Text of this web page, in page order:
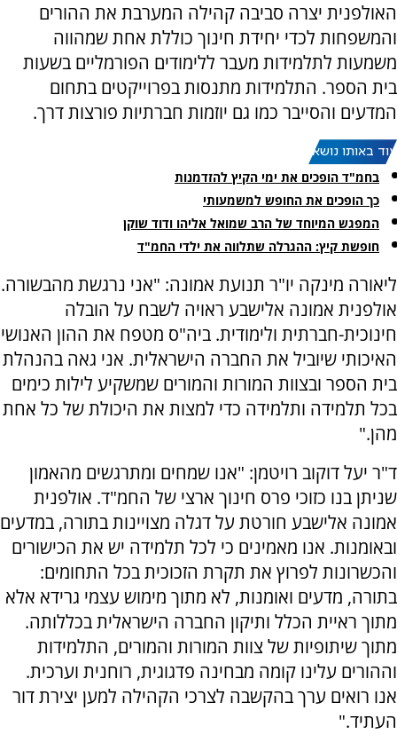
האולפנית יצרה סביבה קהילה המערבת את ההורים
והמשפחות לכדי יחידת חינוך כוללת אחת שמהווה
משמעות לתלמידות מעבר ללימודים הפורמליים בשעות
בית הספר. התלמידות מתנסות בפרוייקטים בתחום
המדעים והסייבר כמו גם יוזמות חברתיות פורצות דרך.
עוד באותו נושא:
בחמ"ד הופכים את ימי הקיץ להזדמנות
כך הופכים את החופש למשמעותי
המפגש המיוחד של הרב שמואל אליהו ודוד שוקן
חופשת קיץ: ההגרלה שתלווה את ילדי החמ"ד
ליאורה מינקה יו"ר תנועת אמונה: "אני נרגשת מהבשורה.
אולפנית אמונה אלישבע ראויה לשבח על הובלה
חינוכית-חברתית ולימודית. ביה"ס מטפח את ההון האנושי
האיכותי שיוביל את החברה הישראלית. אני גאה בהנהלת
בית הספר ובצוות המורות והמורים שמשקיע לילות כימים
בכל תלמידה ותלמידה כדי למצות את היכולת של כל אחת
מהן."
ד"ר יעל דוקוב רויטמן: "אנו שמחים ומתרגשים מהאמון
שניתן בנו כזוכי פרס חינוך ארצי של החמ"ד. אולפנית
אמונה אלישבע חורטת על דגלה מצויינות בתורה, במדעים
ובאומנות. אנו מאמינים כי לכל תלמידה יש את הכישורים
והכשרונות לפרוץ את תקרת הזכוכית בכל התחומים:
בתורה, מדעים ואומנות, לא מתוך מימוש עצמי גרידא אלא
מתוך ראיית הכלל ותיקון החברה הישראלית בכללותה.
מתוך שיתופיות של צוות המורות והמורים, התלמידות
וההורים עלינו קומה מבחינה פדגוגית, רוחנית וערכית.
אנו רואים ערך בהקשבה לצרכי הקהילה למען יצירת דור
העתיד."